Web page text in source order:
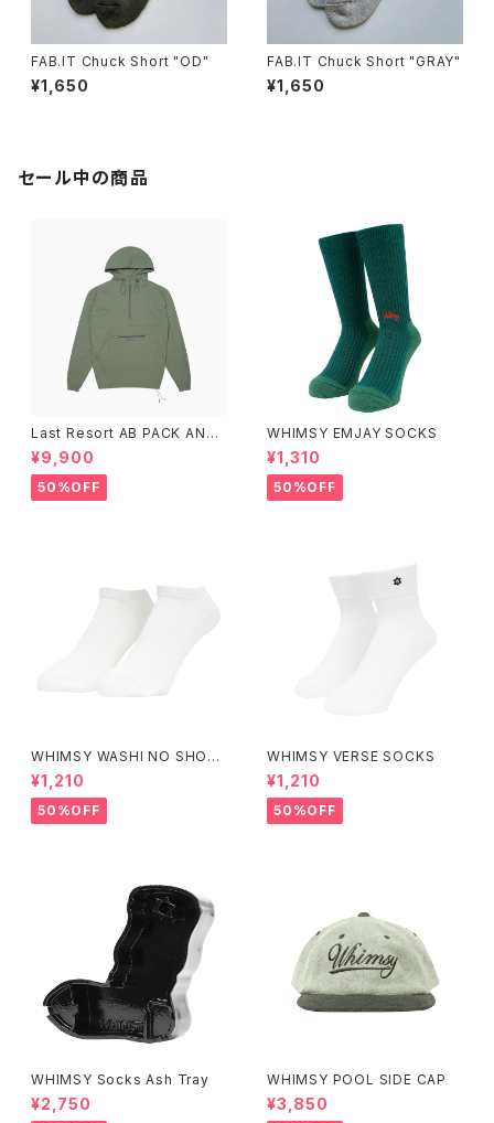
FAB.IT Chuck Short "OD"
¥1,650
FAB.IT Chuck Short "GRAY"
¥1,650
セール中の商品
Last Resort AB PACK ANO
RAK SAGE
¥9,900
50%OFF
WHIMSY EMJAY SOCKS
¥1,310
50%OFF
WHIMSY WASHI NO SHOW
SOCKS
¥1,210
50%OFF
WHIMSY VERSE SOCKS
¥1,210
50%OFF
WHIMSY Socks Ash Tray
¥2,750
WHIMSY POOL SIDE CAP
¥3,850